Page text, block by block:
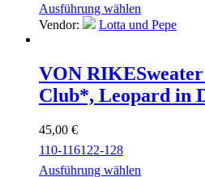
Ausführung wählen
Vendor:
Lotta und Pepe
VON RIKE
Club*, Leopard in
45,00 €
110-116122-128
Ausführung wählen